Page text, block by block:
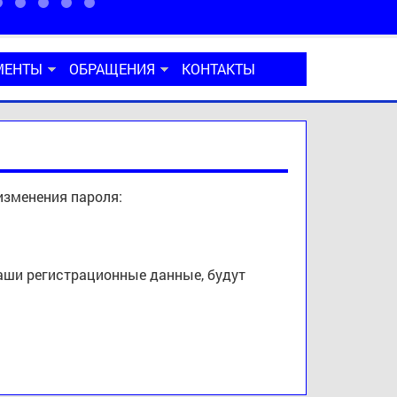
ОБРАЩЕНИЯ КОНТАКТЫ
пароля:
регистрационные данные, будут